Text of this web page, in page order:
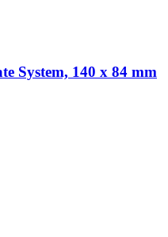
System, 140 x 84 mm